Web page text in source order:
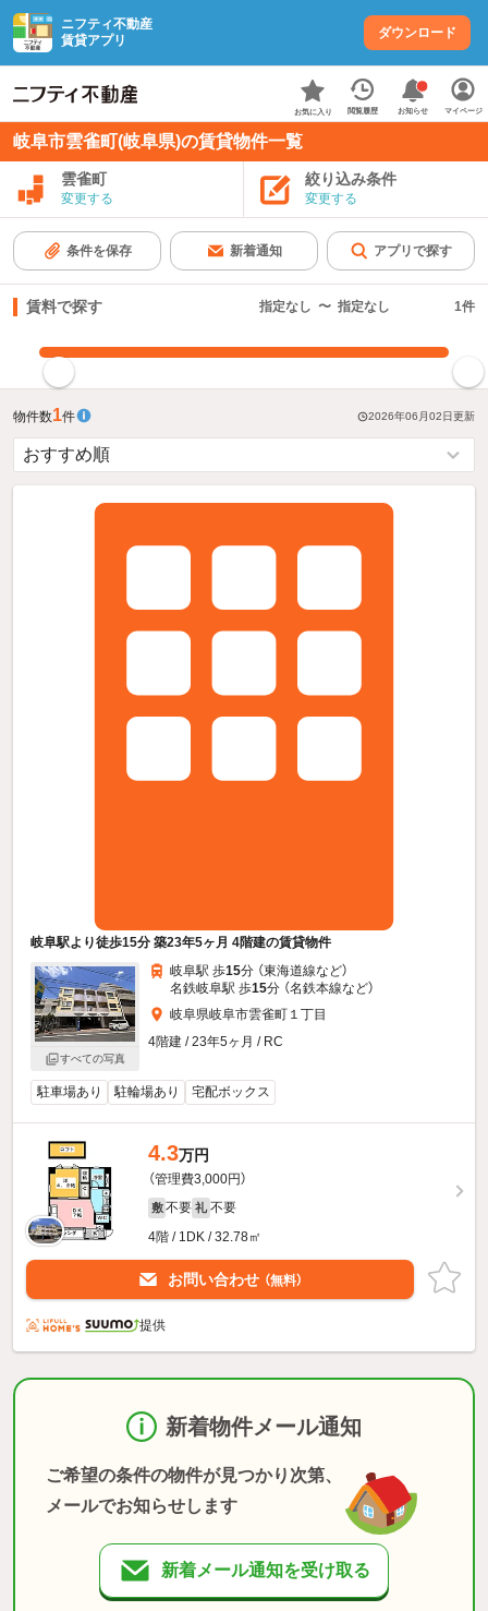
ニフティ不動産
賃貸アプリ
ダウンロード
お気に入り 閲覧履歴 お知らせ マイページ
岐阜市雲雀町(岐阜県)の賃貸物件一覧
雲雀町
変更する
絞り込み条件
変更する
条件を保存 新着通知 アプリで探す
賃料で探す 指定なし 〜 指定なし 1件
物件数1件 2026年06月02日更新
岐阜駅より徒歩15分 築23年5ヶ月 4階建の賃貸物件
すべての写真
岐阜駅 歩15分 （東海道線など）
名鉄岐阜駅 歩15分 （名鉄本線など）
岐阜県岐阜市雲雀町１丁目
4階建 / 23年5ヶ月 / RC
駐車場あり 駐輪場あり 宅配ボックス
4.3万円
（管理費3,000円）
敷 不要 礼 不要
4階 / 1DK / 32.78㎡
お問い合わせ （無料）
提供
新着物件メール通知
ご希望の条件の物件が見つかり次第、
メールでお知らせします
新着メール通知を受け取る